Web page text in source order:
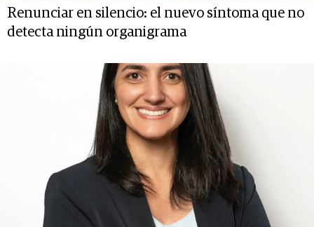
Renunciar en silencio: el nuevo síntoma que no
detecta ningún organigrama